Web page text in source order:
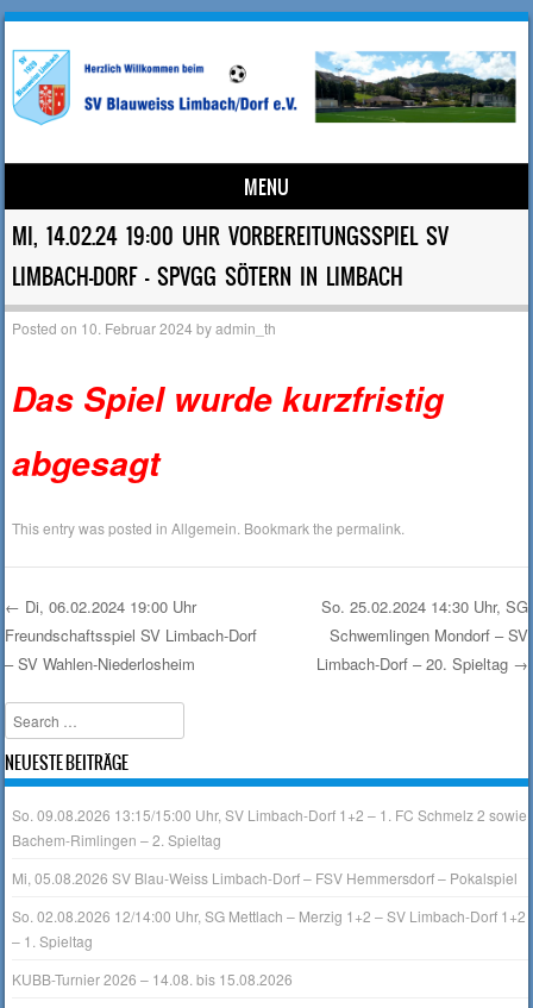
MENU
Skip to content
MI, 14.02.24 19:00 UHR VORBEREITUNGSSPIEL SV
LIMBACH-DORF – SPVGG SÖTERN IN LIMBACH
Posted on 10. Februar 2024 byadmin_th
Das Spiel wurde kurzfristig
abgesagt
This entry was posted inAllgemein . Bookmark thepermalink
Post navigation
← Di, 06.02.2024 19:00 Uhr
Freundschaftsspiel SV Limbach-Dorf
– SV Wahlen-Niederlosheim
So. 25.02.2024 14:30 Uhr, SG
Schwemlingen Mondorf – SV
Limbach-Dorf – 20. Spieltag →
Search
NEUESTE BEITRÄGE
So. 09.08.2026 13:15/15:00 Uhr, SV Limbach-Dorf 1+2 – 1. FC Schmelz 2 sowie
Bachem-Rimlingen – 2. Spieltag
Mi, 05.08.2026 SV Blau-Weiss Limbach-Dorf – FSV Hemmersdorf – Pokalspiel
So. 02.08.2026 12/14:00 Uhr, SG Mettlach – Merzig 1+2 – SV Limbach-Dorf 1+2
– 1. Spieltag
KUBB-Turnier 2026 – 14.08. bis 15.08.2026